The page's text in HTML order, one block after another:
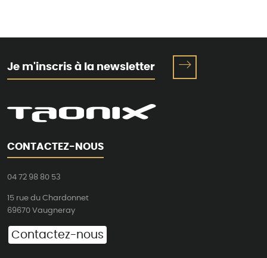
Je m'inscris à la newsletter
CONTACTEZ-NOUS
04 72 98 80 53
15 rue du Chardonnet
69670 Vaugneray
Contactez-nous